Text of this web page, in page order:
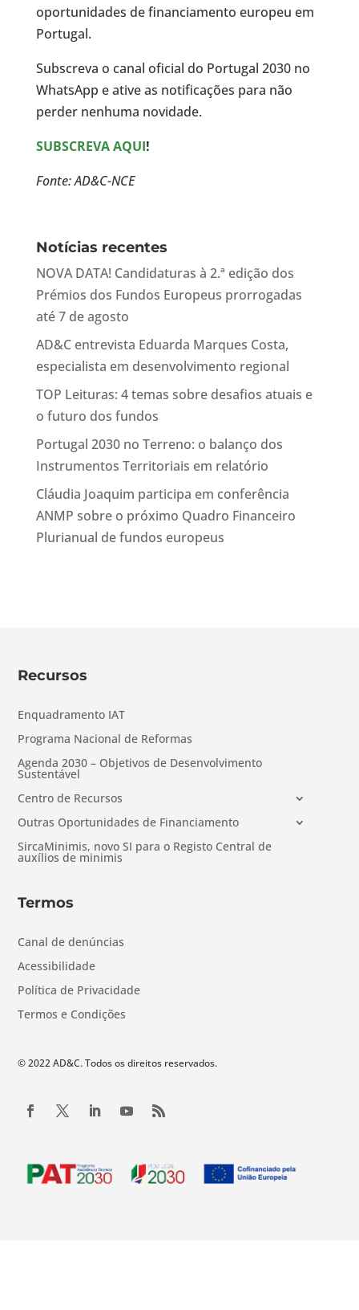
oportunidades de financiamento europeu em
Portugal.
Subscreva o canal oficial do Portugal 2030 no
WhatsApp e ative as notificações para não
perder nenhuma novidade.
SUBSCREVA AQUI!
Fonte: AD&C-NCE
Notícias recentes
NOVA DATA! Candidaturas à 2.ª edição dos
Prémios dos Fundos Europeus prorrogadas
até 7 de agosto
AD&C entrevista Eduarda Marques Costa,
especialista em desenvolvimento regional
TOP Leituras: 4 temas sobre desafios atuais e
o futuro dos fundos
Portugal 2030 no Terreno: o balanço dos
Instrumentos Territoriais em relatório
Cláudia Joaquim participa em conferência
ANMP sobre o próximo Quadro Financeiro
Plurianual de fundos europeus
Recursos
Enquadramento IAT
Programa Nacional de Reformas
Agenda 2030 – Objetivos de Desenvolvimento
Sustentável
Centro de Recursos
Outras Oportunidades de Financiamento
SircaMinimis, novo SI para o Registo Central de
auxílios de minimis
Termos
Canal de denúncias
Acessibilidade
Política de Privacidade
Termos e Condições
© 2022 AD&C. Todos os direitos reservados.